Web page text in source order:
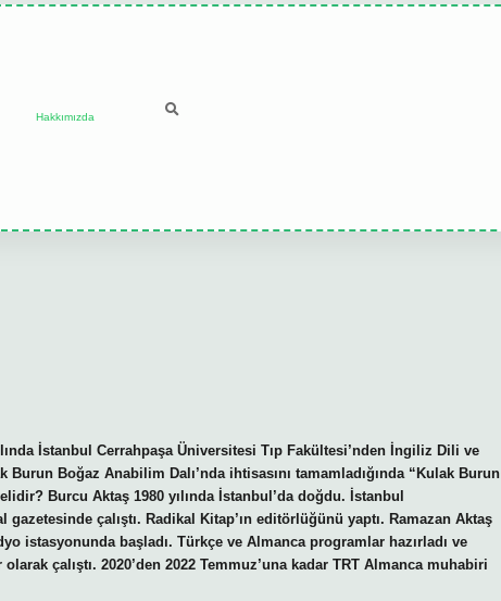
Hakkımızda
İstanbul Cerrahpaşa Üniversitesi Tıp Fakültesi’nden İngiliz Dili ve
Boğaz Anabilim Dalı’nda ihtisasını tamamladığında “Kulak Burun
Burcu Aktaş 1980 yılında İstanbul’da doğdu. İstanbul
çalıştı. Radikal Kitap’ın editörlüğünü yaptı. Ramazan Aktaş
istasyonunda başladı. Türkçe ve Almanca programlar hazırladı ve
çalıştı. 2020’den 2022 Temmuz’una kadar TRT Almanca muhabiri